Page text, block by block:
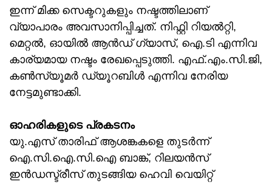
ഇന്ന് മിക്ക സെക്ടറുകളും നഷ്ടത്തിലാണ്
വ്യാപാരം അവസാനിപ്പിച്ചത്. നിഫ്റ്റി റിയല്‍റ്റി,
മെറ്റല്‍, ഓയില്‍ ആന്‍ഡ് ഗ്യാസ്, ഐ.ടി എന്നിവ
കാര്യമായ നഷ്ടം രേഖപ്പെടുത്തി. എഫ്.എം.സി.ജി,
കണ്‍സ്യൂമര്‍ ഡ്യൂറബിള്‍ എന്നിവ നേരിയ
നേട്ടമുണ്ടാക്കി.
ഓഹരികളുടെ പ്രകടനം
യു.എസ് താരിഫ് ആശങ്കകളെ തുടര്‍ന്ന്
ഐ.സി.ഐ.സി.ഐ ബാങ്ക്, റിലയന്‍സ്
ഇന്‍ഡസ്ട്രീസ് തുടങ്ങിയ ഹെവി വെയിറ്റ്